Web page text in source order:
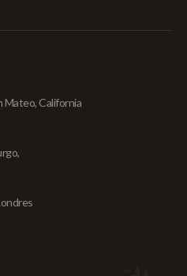
Mateo, California